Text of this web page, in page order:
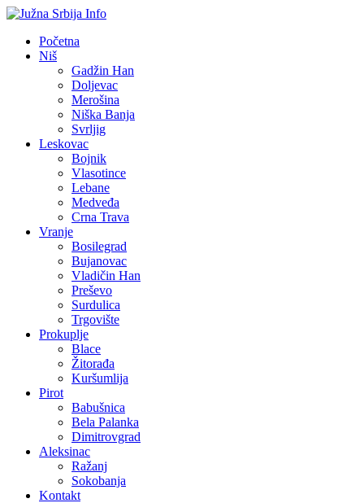
Početna
Niš
Gadžin Han
Doljevac
Merošina
Niška Banja
Svrljig
Leskovac
Bojnik
Vlasotince
Lebane
Medveđa
Crna Trava
Vranje
Bosilegrad
Bujanovac
Vladičin Han
Preševo
Surdulica
Trgovište
Prokuplje
Blace
Žitorađa
Kuršumlija
Pirot
Babušnica
Bela Palanka
Dimitrovgrad
Aleksinac
Ražanj
Sokobanja
Kontakt